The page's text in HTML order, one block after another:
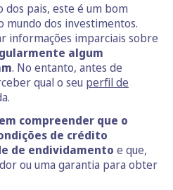
dos pais, este é um bom
dos investimentos.
informações imparciais sobre
algum
. No entanto, antes de
qual o seu perfil de
compreender que o
de crédito
de endividamento e que,
ou uma garantia para obter